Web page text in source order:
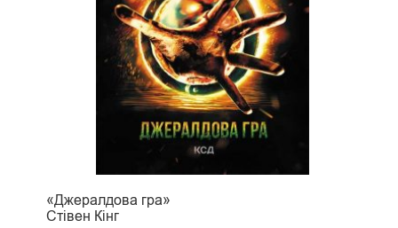
«Джералдова гра»
Стівен Кінг